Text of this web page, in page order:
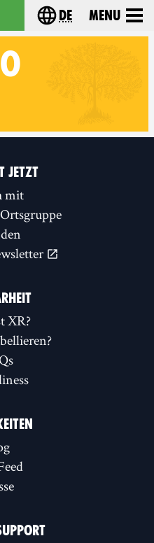
Choose your
de Menu
JETZT
mit
XR?